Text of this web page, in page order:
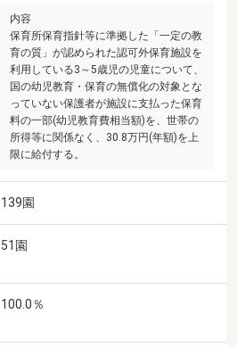
内容
保育所保育指針等に準拠した「一定の教
育の質」が認められた認可外保育施設を
利用している3～5歳児の児童について、
国の幼児教育・保育の無償化の対象とな
っていない保護者が施設に支払った保育
料の一部(幼児教育費相当額)を、世帯の
所得等に関係なく、30.8万円(年額)を上
限に給付する。
139園
51園
100.0％